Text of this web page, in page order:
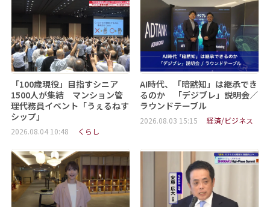
「100歳現役」目指すシニア
1500人が集結 マンション管
理代務員イベント「うぇるねす
シップ」
2026.08.04 10:48 くらし
AI時代、「暗黙知」は継承でき
るのか 「デジブレ」説明会／
ラウンドテーブル
2026.08.03 15:15 経済/ビジネス